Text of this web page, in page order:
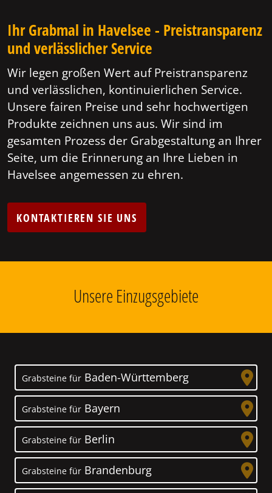
Ihr Grabmal in Havelsee - Preistransparenz
und verlässlicher Service
Wir legen großen Wert auf Preistransparenz
und verlässlichen, kontinuierlichen Service.
Unsere fairen Preise und sehr hochwertigen
Produkte zeichnen uns aus. Wir sind im
gesamten Prozess der Grabgestaltung an Ihrer
Seite, um die Erinnerung an Ihre Lieben in
Havelsee angemessen zu ehren.
KONTAKTIEREN SIE UNS
Unsere Einzugsgebiete
Grabsteine für Baden-Württemberg
Grabsteine für Bayern
Grabsteine für Berlin
Grabsteine für Brandenburg